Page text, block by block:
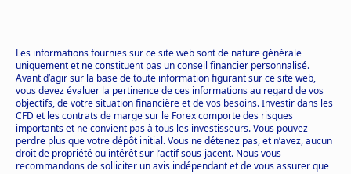
Les informations fournies sur ce site web sont de nature générale
uniquement et ne constituent pas un conseil financier personnalisé.
Avant d’agir sur la base de toute information figurant sur ce site web,
vous devez évaluer la pertinence de ces informations au regard de vos
objectifs, de votre situation financière et de vos besoins. Investir dans les
CFD et les contrats de marge sur le Forex comporte des risques
importants et ne convient pas à tous les investisseurs. Vous pouvez
perdre plus que votre dépôt initial. Vous ne détenez pas, et n’avez, aucun
droit de propriété ou intérêt sur l’actif sous-jacent. Nous vous
recommandons de solliciter un avis indépendant et de vous assurer que